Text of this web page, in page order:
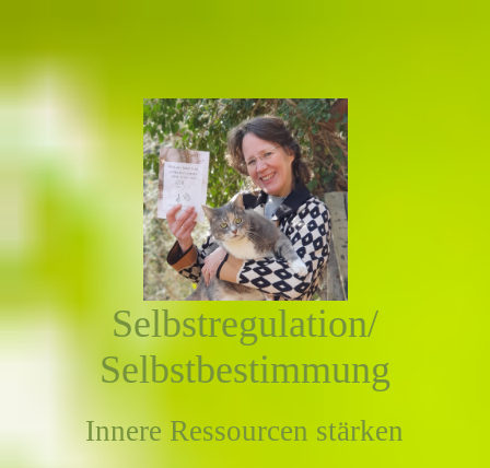
Selbstregulation/
Selbstbestimmung
Innere Ressourcen stärken